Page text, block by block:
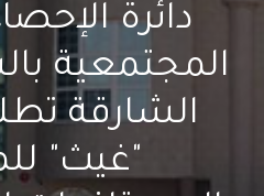
دائرة
المجتمعية
الشارقة
"غيث"